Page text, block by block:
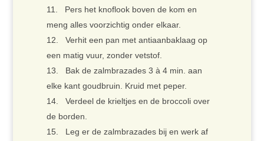
Pers het knoflook boven de kom en
meng alles voorzichtig onder elkaar.
Verhit een pan met antiaanbaklaag op
een matig vuur, zonder vetstof.
Bak de zalmbrazades 3 à 4 min. aan
elke kant goudbruin. Kruid met peper.
Verdeel de krieltjes en de broccoli over
de borden.
Leg er de zalmbrazades bij en werk af